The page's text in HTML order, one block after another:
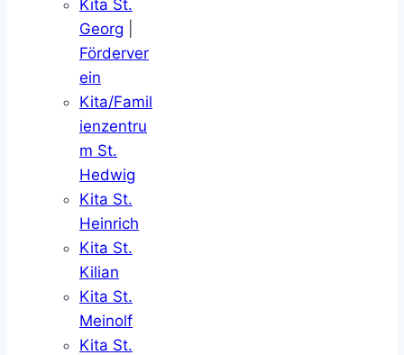
Kita St.
Georg
Förderver
ein
Kita/Famil
ienzentru
m St.
Hedwig
Kita St.
Heinrich
Kita St.
Kilian
Kita St.
Meinolf
Kita St.